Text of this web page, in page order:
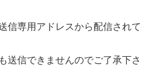
信専用アドレスから配信されて
できませんのでご了承下さ